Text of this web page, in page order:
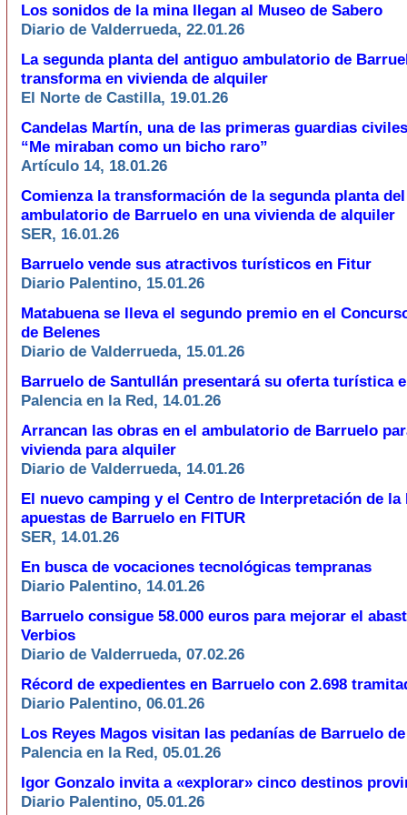
Los sonidos de la mina llegan al Museo de Sabero
Diario de Valderrueda, 22.01.26
La segunda planta del antiguo ambulatorio de
transforma en vivienda de alquiler
El Norte de Castilla, 19.01.26
Candelas Martín, una de las primeras guardias
“Me miraban como un bicho raro”
Artículo 14, 18.01.26
Comienza la transformación de la segunda planta
ambulatorio de Barruelo en una vivienda de alquiler
SER, 16.01.26
Barruelo vende sus atractivos turísticos en Fitur
Diario Palentino, 15.01.26
Matabuena se lleva el segundo premio en el
de Belenes
Diario de Valderrueda, 15.01.26
Barruelo de Santullán presentará su oferta turística
Palencia en la Red, 14.01.26
Arrancan las obras en el ambulatorio de Barruelo
vivienda para alquiler
Diario de Valderrueda, 14.01.26
El nuevo camping y el Centro de Interpretación de la
apuestas de Barruelo en FITUR
SER, 14.01.26
En busca de vocaciones tecnológicas tempranas
Diario Palentino, 14.01.26
Barruelo consigue 58.000 euros para mejorar el
Verbios
Diario de Valderrueda, 07.02.26
Récord de expedientes en Barruelo con 2.698
Diario Palentino, 06.01.26
Los Reyes Magos visitan las pedanías de Barruelo
Palencia en la Red, 05.01.26
Igor Gonzalo invita a «explorar» cinco destinos
Diario Palentino, 05.01.26